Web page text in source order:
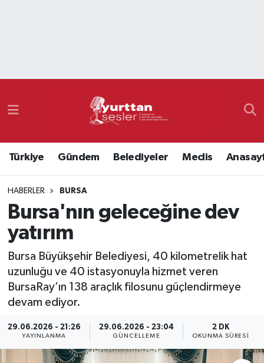
Türkiye Gündem Belediyeler Meclis
HABERLER BURSA
Bursa'nın geleceğine dev
yatırım
Bursa Büyükşehir Belediyesi, 40 kilometrelik hat
uzunluğu ve 40 istasyonuyla hizmet veren
BursaRay’ın 138 araçlık filosunu güçlendirmeye
devam ediyor.
29.06.2026 - 21:26
YAYINLANMA
29.06.2026 - 23:04
GÜNCELLEME
2 DK
OKUNMA SÜRESI
Namaz Vakitleri
Süper Lig Puan Durumu ve Fikstür
Tüm Manşetler
Son Dakika Haberleri
Haber Arşivi